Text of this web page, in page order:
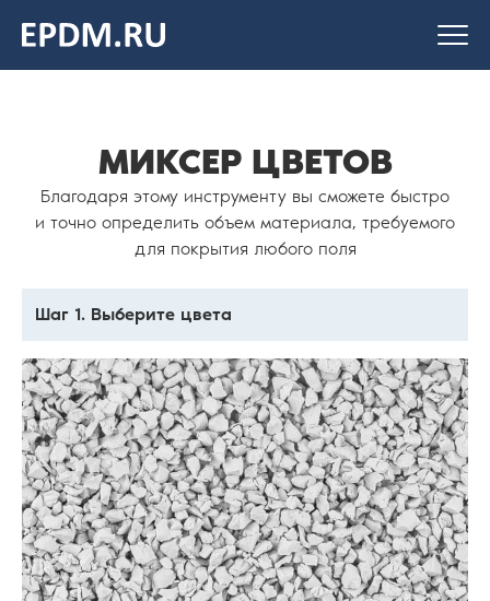
На главную
страницу
МИКСЕР ЦВЕТОВ
Благодаря этому инструменту вы сможете быстро
и точно определить объем материала, требуемого
для покрытия любого поля
Шаг 1. Выберите цвета